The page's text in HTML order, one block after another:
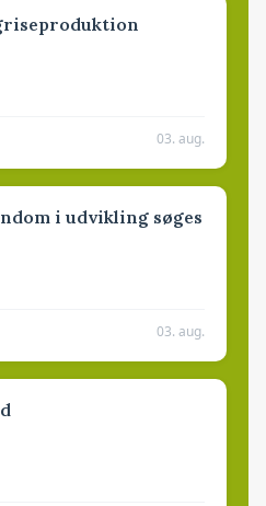
03. aug.
i udvikling søges
03. aug.